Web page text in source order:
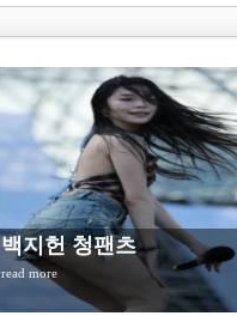
백지헌 청팬츠
read more